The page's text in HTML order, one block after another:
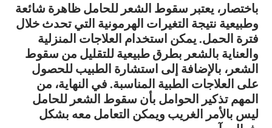
باختصار، يعتبر سقوط الشعر للحامل ظاهرة شائعة
وطبيعية نتيجة التغيرات الهرمونية التي تحدث خلال
فترة الحمل. يمكن استخدام العلاجات المنزلية
والعناية بالشعر بطرق طبيعية للتقليل من سقوط
الشعر، بالإضافة إلى استشارة الطبيب للحصول
على العلاجات الطبية المناسبة. في النهاية، من
المهم تذكير الحوامل بأن سقوط الشعر للحامل
ليس بالأمر الغريب ويمكن التعامل معه بشكل